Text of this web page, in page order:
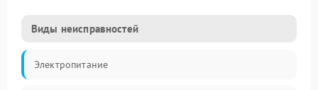
Виды неисправностей
Электропитание